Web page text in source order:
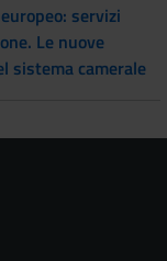
servizi
Le nuove
sistema camerale